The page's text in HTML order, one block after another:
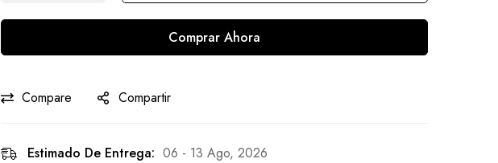
Comprar Ahora
Compare Compartir
Estimado De Entrega: 06 - 13 Ago, 2026